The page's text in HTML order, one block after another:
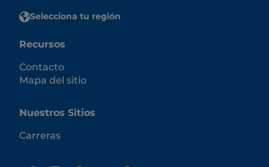
Selecciona tu región
Recursos
Contacto
Mapa del sitio
Nuestros Sitios
Carreras